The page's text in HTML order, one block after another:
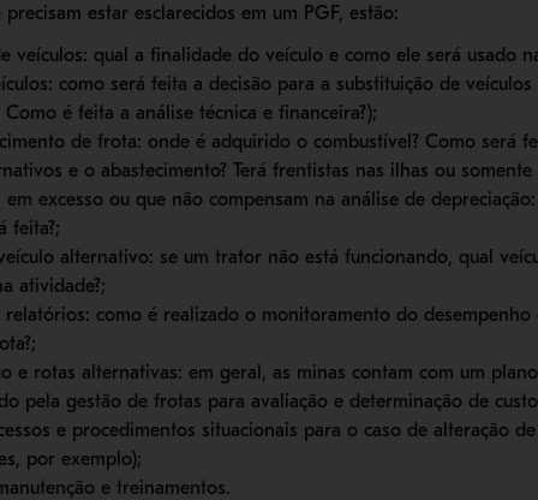
estar esclarecidos em um PGF, estão:
veículos: qual a finalidade do veículo e como ele será usado
como será feita a decisão para a substituição de
é feita a análise técnica e financeira?);
de frota: onde é adquirido o combustível? Como será
e o abastecimento? Terá frentistas nas ilhas ou somente
excesso ou que não compensam na análise de
feita?;
alternativo: se um trator não está funcionando, qual
atividade?;
como é realizado o monitoramento do desempenho
e rotas alternativas: em geral, as minas contam com um
pela gestão de frotas para avaliação e determinação de
e procedimentos situacionais para o caso de alteração
por exemplo);
e treinamentos.